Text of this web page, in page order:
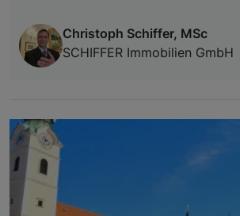
Christoph Schiffer, MSc
SCHIFFER Immobilien GmbH